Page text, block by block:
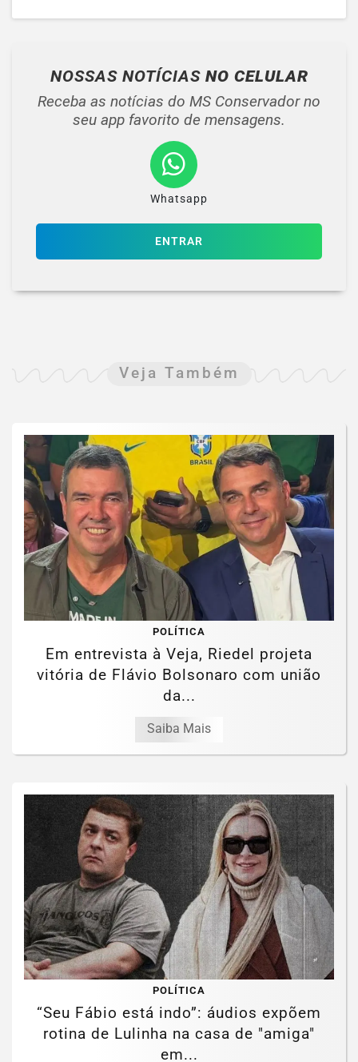
NOSSAS NOTÍCIAS NO CELULAR
Receba as notícias do MS Conservador no
seu app favorito de mensagens.
Whatsapp
ENTRAR
Veja Também
POLÍTICA
Em entrevista à Veja, Riedel projeta
vitória de Flávio Bolsonaro com união
da...
Saiba Mais
POLÍTICA
“Seu Fábio está indo”: áudios expõem
rotina de Lulinha na casa de "amiga"
em...